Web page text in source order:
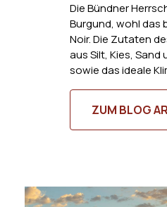
Die Bündner
Burgund, wohl das
Noir. Die Zutaten
aus Silt, Kies, Sand
sowie das ideale
ZUM BLOG